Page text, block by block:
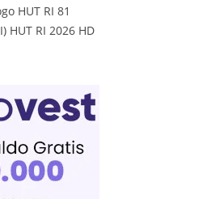
HUT RI 81
HUT RI 2026 HD